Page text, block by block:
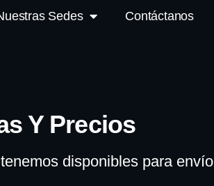
Sedes Contáctanos
Y Precios
disponibles para envío